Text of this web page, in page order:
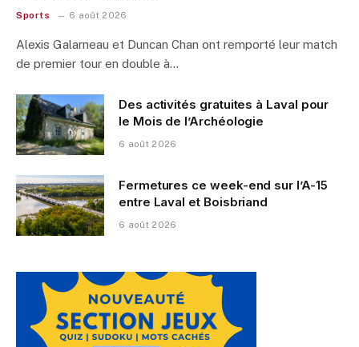
Sports 6 août 2026
Alexis Galarneau et Duncan Chan ont remporté leur match
de premier tour en double à…
Des activités gratuites à Laval pour
le Mois de l’Archéologie
6 août 2026
Fermetures ce week-end sur l’A-15
entre Laval et Boisbriand
6 août 2026